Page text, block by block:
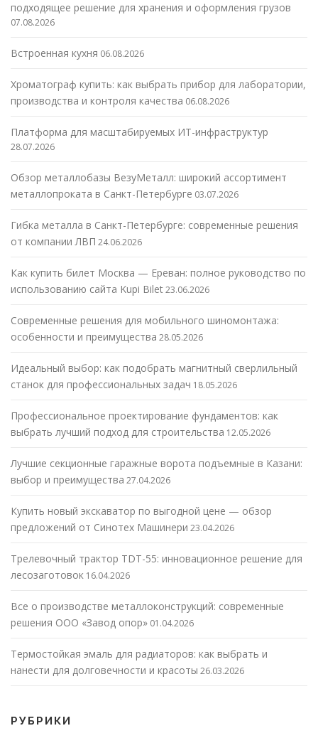
подходящее решение для хранения и оформления грузов
07.08.2026
Встроенная кухня 06.08.2026
Хроматограф купить: как выбрать прибор для лаборатории,
производства и контроля качества 06.08.2026
Платформа для масштабируемых ИТ-инфраструктур
28.07.2026
Обзор металлобазы ВезуМеталл: широкий ассортимент
металлопроката в Санкт-Петербурге 03.07.2026
Гибка металла в Санкт-Петербурге: современные решения
от компании ЛВП 24.06.2026
Как купить билет Москва — Ереван: полное руководство по
использованию сайта Kupi Bilet23.06.2026
Современные решения для мобильного шиномонтажа:
особенности и преимущества 28.05.2026
Идеальный выбор: как подобрать магнитный сверлильный
станок для профессиональных задач 18.05.2026
Профессиональное проектирование фундаментов: как
выбрать лучший подход для строительства 12.05.2026
Лучшие секционные гаражные ворота подъемные в Казани:
выбор и преимущества 27.04.2026
Купить новый экскаватор по выгодной цене — обзор
предложений от Синотех Машинери 23.04.2026
Трелевочный трактор TDT-55: инновационное решение для
лесозаготовок 16.04.2026
Все о производстве металлоконструкций: современные
решения ООО «Завод опор» 01.04.2026
Термостойкая эмаль для радиаторов: как выбрать и
нанести для долговечности и красоты 26.03.2026
РУБРИКИ